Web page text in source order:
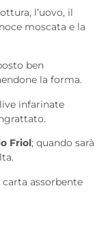
l’uovo, il
moscata e la
ben
la forma.
infarinate
Friol; quando sarà
assorbente